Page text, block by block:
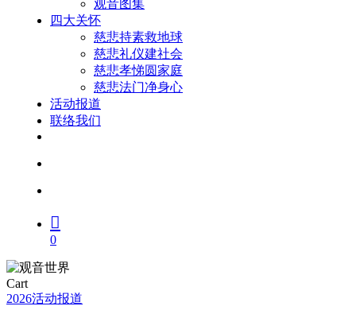
观音图集
四大关怀
慈悲持素救地球
慈悲礼仪建社会
慈悲孝悌圆家庭
慈悲法门净身心
活动报道
联络我们
0
CartClose
Cart
2026活动报道